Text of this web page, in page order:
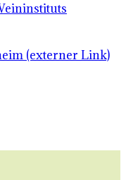
(externer Link)